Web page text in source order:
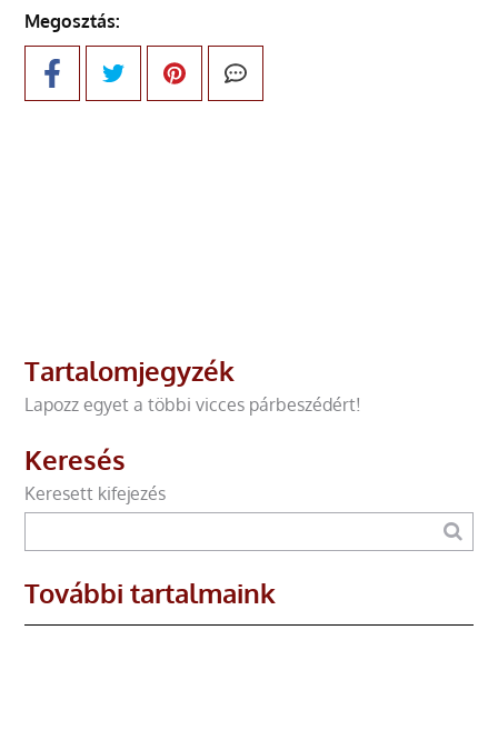
Megosztás:
Tartalomjegyzék
Lapozz egyet a többi vicces párbeszédért!
Keresés
Keresett kifejezés
További tartalmaink